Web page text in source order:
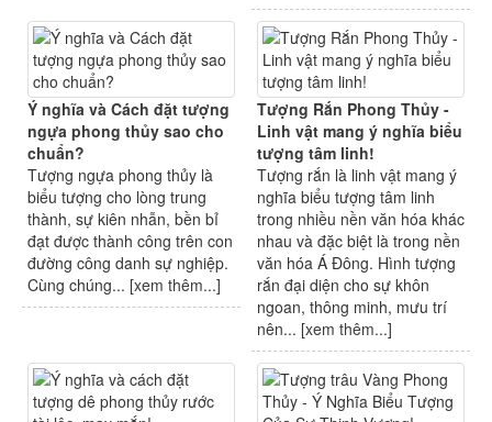
Ý nghĩa và Cách đặt tượng
ngựa phong thủy sao cho
chuẩn?
Tượng ngựa phong thủy là
biểu tượng cho lòng trung
thành, sự kiên nhẫn, bền bỉ
đạt được thành công trên con
đường công danh sự nghiệp.
Cùng chúng... [xem thêm...]
Tượng Rắn Phong Thủy -
Linh vật mang ý nghĩa biểu
tượng tâm linh!
Tượng rắn là linh vật mang ý
nghĩa biểu tượng tâm linh
trong nhiều nền văn hóa khác
nhau và đặc biệt là trong nền
văn hóa Á Đông. Hình tượng
rắn đại diện cho sự khôn
ngoan, thông minh, mưu trí
nên... [xem thêm...]